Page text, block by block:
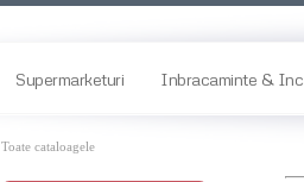
Supermarketuri Inbracaminte &
Toate cataloagele